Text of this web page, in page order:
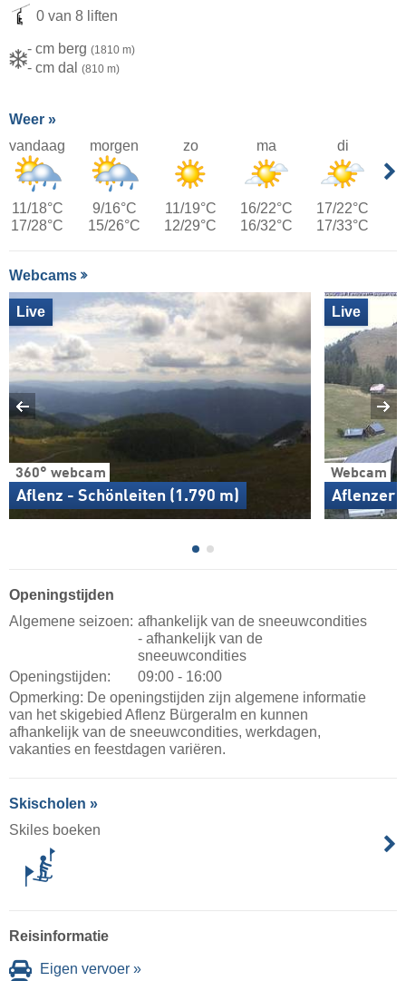
0 van 8 liften
- cm berg (1810 m)
- cm dal (810 m)
Weer »
vandaag
11/18°C
17/28°C
morgen
9/16°C
15/26°C
zo
11/19°C
12/29°C
ma
16/22°C
16/32°C
di
17/22°C
17/33°C
Webcams
360° webcam
Aflenz - Schönleiten (1.790 m)
Live
Webcam
Aflenzer
Live
Openingstijden
Algemene seizoen: afhankelijk van de sneeuwcondities
- afhankelijk van de
sneeuwcondities
Openingstijden:
09:00 - 16:00
Opmerking: De openingstijden zijn algemene informatie
van het skigebied Aflenz Bürgeralm en kunnen
afhankelijk van de sneeuwcondities, werkdagen,
vakanties en feestdagen variëren.
Skischolen »
Skiles boeken
Reisinformatie
Eigen vervoer »